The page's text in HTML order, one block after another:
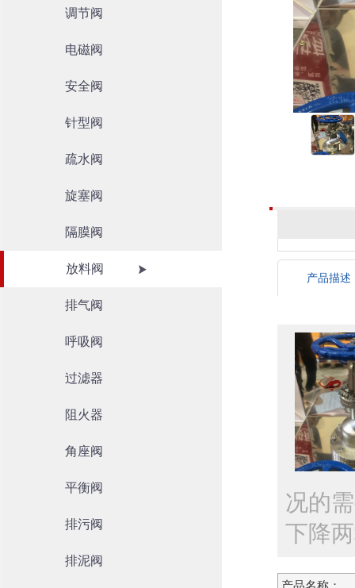
调节阀
电磁阀
安全阀
针型阀
疏水阀
旋塞阀
隔膜阀
放料阀
排气阀
呼吸阀
过滤器
阻火器
角座阀
平衡阀
排污阀
排泥阀
产品描述
况的
下降